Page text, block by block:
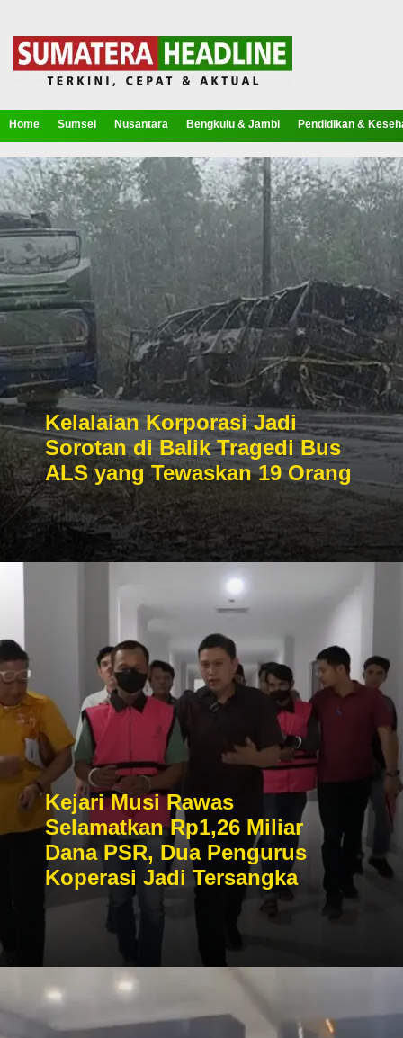
Home Sumsel Nusantara Bengkulu & Jambi Pendidikan &
Kelalaian Korporasi Jadi
Sorotan di Balik Tragedi Bus
ALS yang Tewaskan 19 Orang
Kejari Musi Rawas
Selamatkan Rp1,26 Miliar
Dana PSR, Dua Pengurus
Koperasi Jadi Tersangka